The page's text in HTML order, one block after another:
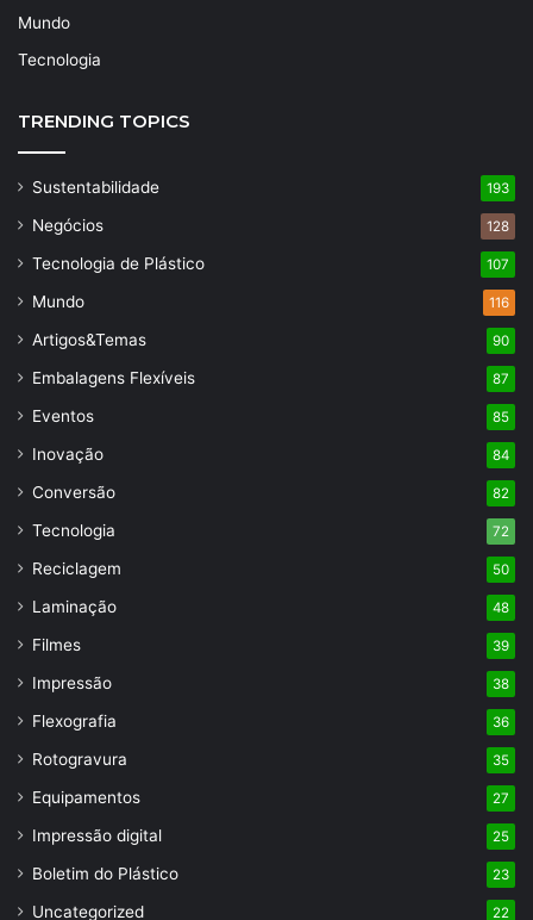
Mundo
Tecnologia
TRENDING TOPICS
Sustentabilidade 193
Negócios 128
Tecnologia de Plástico 107
Mundo 116
Artigos&Temas 90
Embalagens Flexíveis 87
Eventos 85
Inovação 84
Conversão 82
Tecnologia 72
Reciclagem 50
Laminação 48
Filmes 39
Impressão 38
Flexografia 36
Rotogravura 35
Equipamentos 27
Impressão digital 25
Boletim do Plástico 23
Uncategorized 22